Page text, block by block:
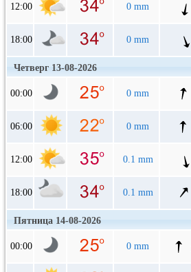
12:00 0 mm
18:00 0 mm
Четверг 13-08-2026
00:00 0 mm
06:00 0 mm
12:00 0.1 mm
18:00 0.1 mm
Пятница 14-08-2026
00:00 0 mm